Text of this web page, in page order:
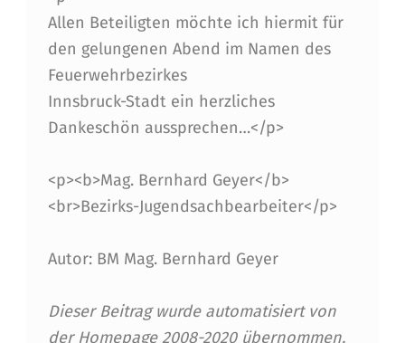
Allen Beteiligten möchte ich hiermit für
den gelungenen Abend im Namen des
Feuerwehrbezirkes
Innsbruck-Stadt ein herzliches
Dankeschön aussprechen…</p>
<p><b>Mag. Bernhard Geyer</b>
<br>Bezirks-Jugendsachbearbeiter</p>
Autor: BM Mag. Bernhard Geyer
Dieser Beitrag wurde automatisiert von
der Homepage 2008-2020 übernommen.